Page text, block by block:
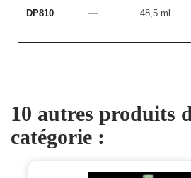
DP810 — 48,5 ml
10 autres produits
catégorie :